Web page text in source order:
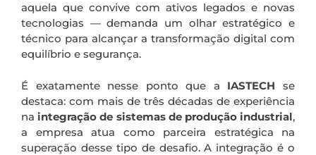
aquela que convive com ativos legados e novas
tecnologias — demanda um olhar estratégico e
técnico para alcançar a transformação digital com
equilíbrio e segurança.
É exatamente nesse ponto que a IASTECH se
destaca: com mais de três décadas de experiência
naintegração de sistemas de produção industrial,
a empresa atua como parceira estratégica na
superação desse tipo de desafio. A integração é o